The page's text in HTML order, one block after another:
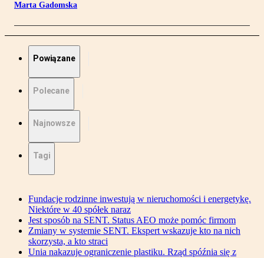
Marta Gadomska
Powiązane
Polecane
Najnowsze
Tagi
Fundacje rodzinne inwestują w nieruchomości i energetykę.
Niektóre w 40 spółek naraz
Jest sposób na SENT. Status AEO może pomóc firmom
Zmiany w systemie SENT. Ekspert wskazuje kto na nich
skorzysta, a kto straci
Unia nakazuje ograniczenie plastiku. Rząd spóźnia się z